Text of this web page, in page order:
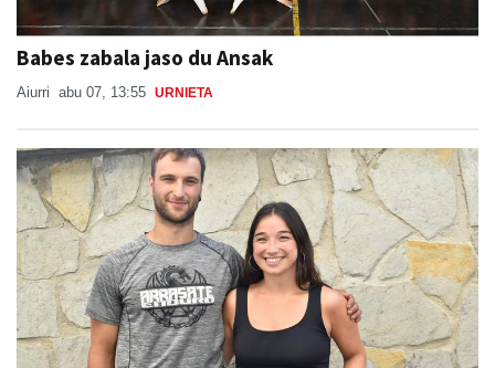
Babes zabala jaso du Ansak
Aiurri abu 07, 13:55 URNIETA